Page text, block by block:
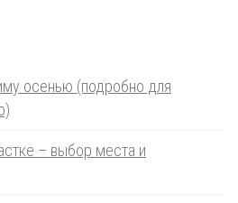
осенью (подробно для
– выбор места и